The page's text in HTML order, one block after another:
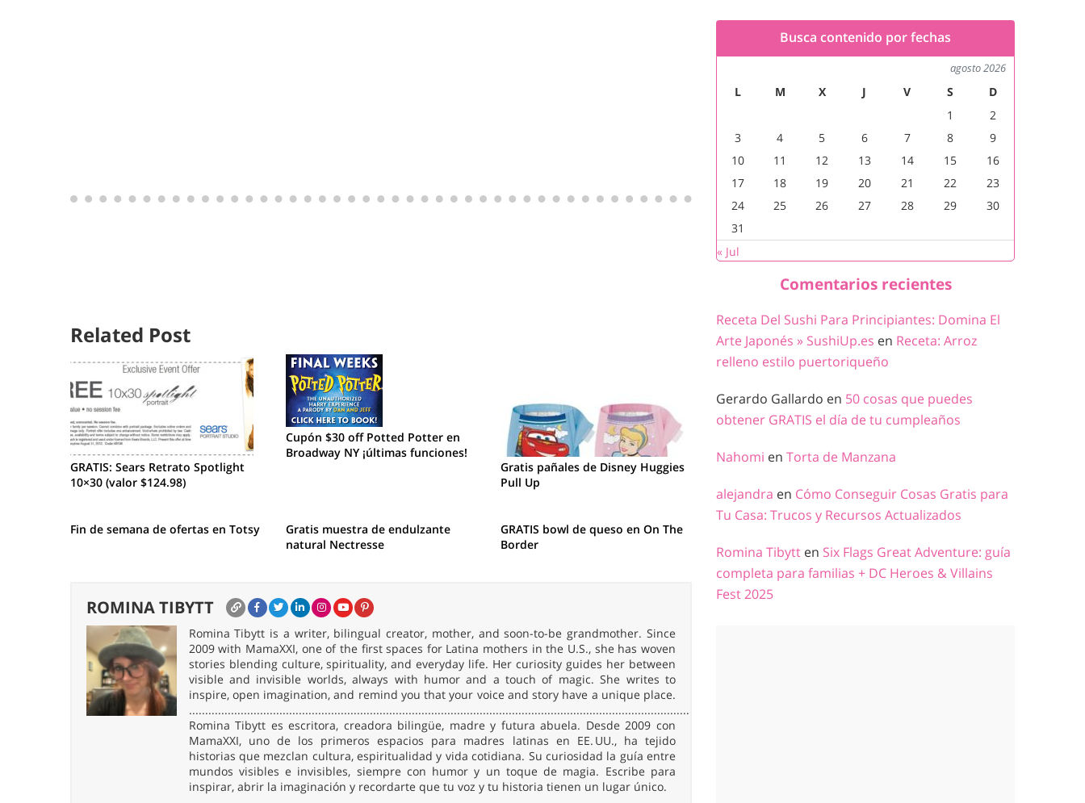
Related Post
GRATIS: Sears Retrato Spotlight
10×30 (valor $124.98)
Cupón $30 off Potted Potter en
Broadway NY ¡últimas funciones!
Gratis pañales de Disney Huggies
Pull Up
Fin de semana de ofertas en Totsy
Gratis muestra de endulzante
natural Nectresse
GRATIS bowl de queso en On The
Border
ROMINA TIBYTT
Romina Tibytt is a writer, bilingual creator, mother, and soon-to-be grandmother. Since
2009 with MamaXXI, one of the first spaces for Latina mothers in the U.S., she has woven
stories blending culture, spirituality, and everyday life. Her curiosity guides her between
visible and invisible worlds, always with humor and a touch of magic. She writes to
inspire, open imagination, and remind you that your voice and story have a unique place.
...........................................................................................................................................................
Romina Tibytt es escritora, creadora bilingüe, madre y futura abuela. Desde 2009 con
MamaXXI, uno de los primeros espacios para madres latinas en EE. UU., ha tejido
historias que mezclan cultura, espiritualidad y vida cotidiana. Su curiosidad la guía entre
mundos visibles e invisibles, siempre con humor y un toque de magia. Escribe para
inspirar, abrir la imaginación y recordarte que tu voz y tu historia tienen un lugar único.
Busca contenido por fechas
agosto 2026
L M X J V S
D
1
2
3
4 5 6 7 8
9
10
11 12 13 14 15
16
17
18 19 20 21 22
23
24
25 26 27 28 29
30
31
« Jul
Comentarios recientes
Receta Del Sushi Para Principiantes: Domina El
Arte Japonés » SushiUp.es en Receta: Arroz
relleno estilo puertoriqueño
Gerardo Gallardo en 50 cosas que puedes
obtener GRATIS el día de tu cumpleaños
Nahomi en Torta de Manzana
alejandra en Cómo Conseguir Cosas Gratis para
Tu Casa: Trucos y Recursos Actualizados
Romina Tibytt en Six Flags Great Adventure: guía
completa para familias + DC Heroes & Villains
Fest 2025